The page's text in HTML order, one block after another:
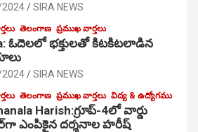
SIRA NEWS
తెలంగాణ ప్రముఖ వార్తలు
ఓదెల‌లో భక్తులతో కిటకిటలాడిన
SIRA NEWS
తెలంగాణ ప్రముఖ వార్తలు విద్య & ఉద్యోగము
Harish:గ్రూప్-4లో వార్డు
ఎంపికైన దర్శనాల హరీష్